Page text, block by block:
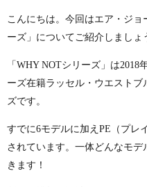
こんにちは。今回はエア・ジョ
ーズ」についてご紹介しましょ
「 WHY NOTシリーズ」は2018
ーズ在籍ラッセル・ウエスト
ズです。
すでに6モデルに加え PE （プレ
されています。一体どんなモ
きます！